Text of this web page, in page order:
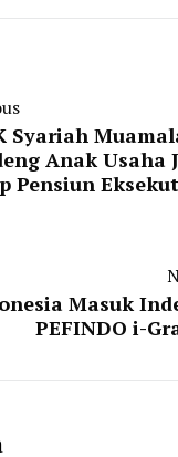
Syariah
Anak Usaha
Pensiun
Masuk
PEFINDO i-